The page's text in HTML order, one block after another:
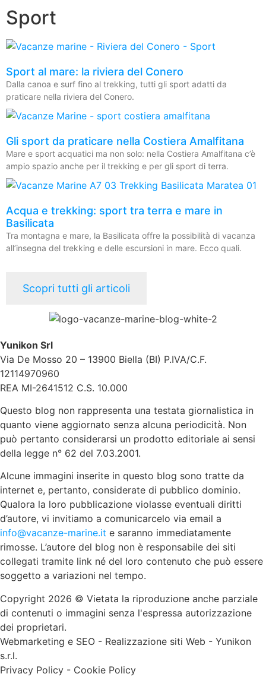
Sport
Sport al mare: la riviera del Conero
Dalla canoa e surf fino al trekking, tutti gli sport adatti da
praticare nella riviera del Conero.
Gli sport da praticare nella Costiera Amalfitana
Mare e sport acquatici ma non solo: nella Costiera Amalfitana c’è
ampio spazio anche per il trekking e per gli sport di terra.
Acqua e trekking: sport tra terra e mare in
Basilicata
Tra montagna e mare, la Basilicata offre la possibilità di vacanza
all’insegna del trekking e delle escursioni in mare. Ecco quali.
Scopri tutti gli articoli
Yunikon Srl
Via De Mosso 20 – 13900 Biella (BI) P.IVA/C.F.
12114970960
REA MI-2641512 C.S. 10.000
Questo blog non rappresenta una testata giornalistica in
quanto viene aggiornato senza alcuna periodicità. Non
può pertanto considerarsi un prodotto editoriale ai sensi
della legge n° 62 del 7.03.2001.
Alcune immagini inserite in questo blog sono tratte da
internet e, pertanto, considerate di pubblico dominio.
Qualora la loro pubblicazione violasse eventuali diritti
d’autore, vi invitiamo a comunicarcelo via email a
info@vacanze-marine.it e saranno immediatamente
rimosse. L’autore del blog non è responsabile dei siti
collegati tramite link né del loro contenuto che può essere
soggetto a variazioni nel tempo.
Copyright 2026 © Vietata la riproduzione anche parziale
di contenuti o immagini senza l'espressa autorizzazione
dei proprietari.
Webmarketing e SEO - Realizzazione siti Web - Yunikon
s.r.l.
Privacy Policy - Cookie Policy